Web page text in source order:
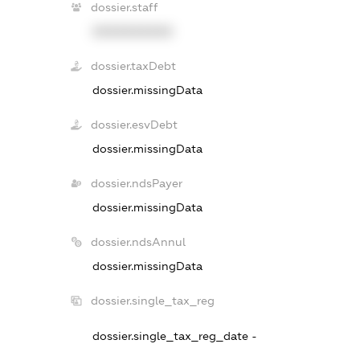
dossier.staff
dossier.taxDebt
dossier.missingData
dossier.esvDebt
dossier.missingData
dossier.ndsPayer
dossier.missingData
dossier.ndsAnnul
dossier.missingData
dossier.single_tax_reg
dossier.single_tax_reg_date -